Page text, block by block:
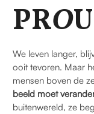
PRO
We leven langer,
ooit tevoren. Maar
mensen boven de
beeld moet
buitenwereld, ze